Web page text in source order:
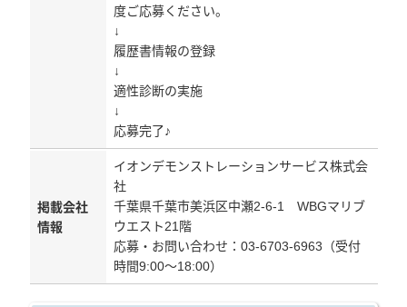
度ご応募ください。
↓
履歴書情報の登録
↓
適性診断の実施
↓
応募完了♪
掲載会社
情報
イオンデモンストレーションサービス株式会
社
千葉県千葉市美浜区中瀬2-6-1 WBGマリブ
ウエスト21階
応募・お問い合わせ：03-6703-6963（受付
時間9:00～18:00）